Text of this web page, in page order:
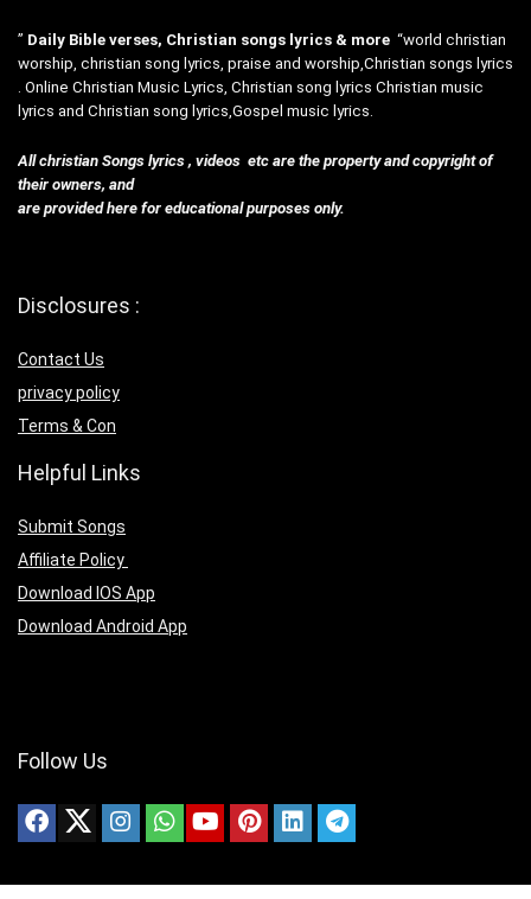
” Daily Bible verses, Christian songs lyrics & more “world christian
worship, christian song lyrics, praise and worship,Christian songs lyrics
. Online Christian Music Lyrics, Christian song lyrics Christian music
lyrics and Christian song lyrics,Gospel music lyrics.
All christian Songs lyrics , videos etc are the property and copyright of
their owners, and
are provided here for educational purposes only.
Disclosures :
Contact Us
privacy policy
Terms & Con
Helpful Links
Submit Songs
Affiliate Policy
Download IOS App
Download Android App
Follow Us